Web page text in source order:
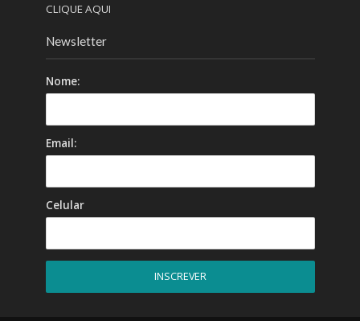
CLIQUE AQUI
Newsletter
Nome:
Email:
Celular